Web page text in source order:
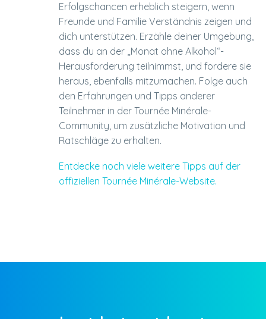
Erfolgschancen erheblich steigern, wenn
Freunde und Familie Verständnis zeigen und
dich unterstützen. Erzähle deiner Umgebung,
dass du an der „Monat ohne Alkohol“-
Herausforderung teilnimmst, und fordere sie
heraus, ebenfalls mitzumachen. Folge auch
den Erfahrungen und Tipps anderer
Teilnehmer in der Tournée Minérale-
Community, um zusätzliche Motivation und
Ratschläge zu erhalten.
Entdecke noch viele weitere Tipps auf der
offiziellen Tournée Minérale-Website.